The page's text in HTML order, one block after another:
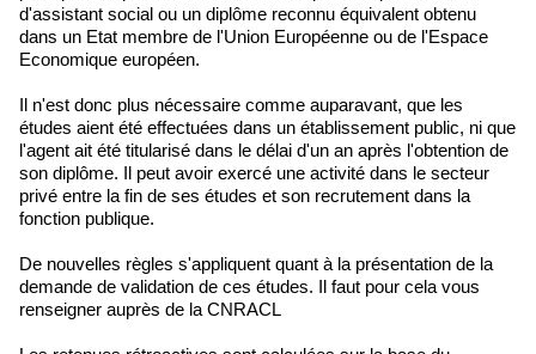
d'assistant social ou un diplôme reconnu équivalent obtenu
dans un Etat membre de l'Union Européenne ou de l'Espace
Economique européen.
Il n'est donc plus nécessaire comme auparavant, que les
études aient été effectuées dans un établissement public, ni que
l'agent ait été titularisé dans le délai d'un an après l'obtention de
son diplôme. Il peut avoir exercé une activité dans le secteur
privé entre la fin de ses études et son recrutement dans la
fonction publique.
De nouvelles règles s'appliquent quant à la présentation de la
demande de validation de ces études. Il faut pour cela vous
renseigner auprès de la CNRACL